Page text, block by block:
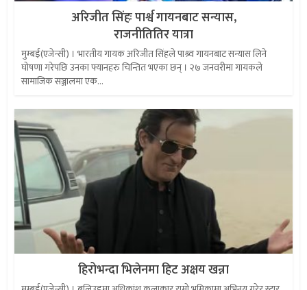
अरिजीत सिंहः पार्श्व गायनबाट सन्यास,
राजनीतितिर यात्रा
मुम्बई(एजेन्सी) । भारतीय गायक अरिजीत सिंहले पाश्र्व गायनबाट सन्यास लिने
घोषणा गरेपछि उनका फ्यानहरु चिन्तित भएका छन् । २७ जनवरीमा गायकले
सामाजिक सञ्जालमा एक...
हिरोभन्दा भिलेनमा हिट अक्षय खन्ना